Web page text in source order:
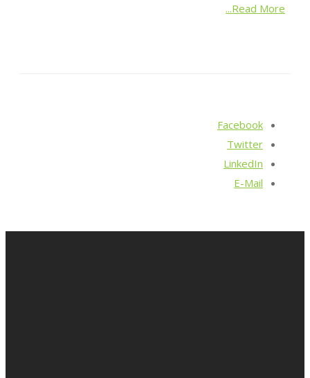
Read More...
Facebook
Twitter
LinkedIn
E-Mail